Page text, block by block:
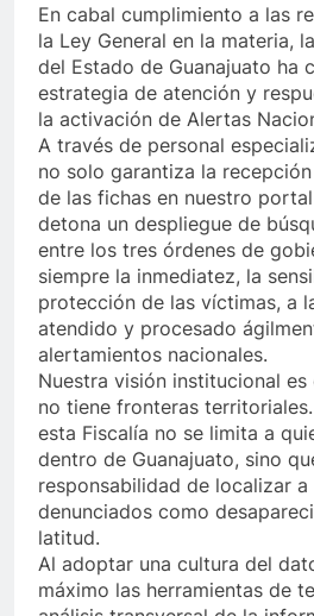
En cabal cumplimiento a las
la Ley General en la materia,
del Estado de Guanajuato ha
estrategia de atención y
la activación de Alertas
A través de personal
no solo garantiza la
de las fichas en nuestro
detona un despliegue de
entre los tres órdenes de
siempre la inmediatez, la
protección de las víctimas, a
atendido y procesado
alertamientos nacionales.
Nuestra visión institucional es
no tiene fronteras
esta Fiscalía no se limita a
dentro de Guanajuato, sino
responsabilidad de localizar
denunciados como
latitud.
Al adoptar una cultura del
máximo las herramientas de